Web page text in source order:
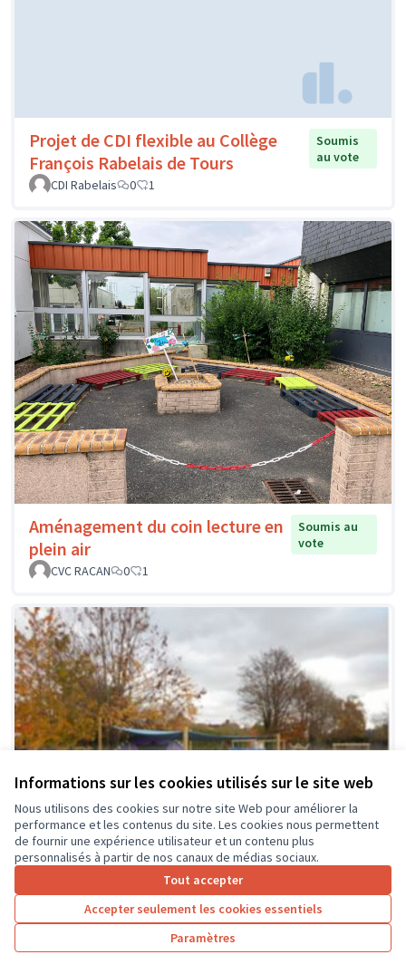
Informations sur les cookies utilisés sur le site web
Nous utilisons des cookies sur notre site Web pour améliorer la
performance et les contenus du site. Les cookies nous permettent
de fournir une expérience utilisateur et un contenu plus
personnalisés à partir de nos canaux de médias sociaux.
Tout accepter
Accepter seulement les cookies essentiels
Paramètres
Projet de CDI flexible au Collège
François Rabelais de Tours
Soumis
au vote
CDI Rabelais
0 1
Aménagement du coin lecture en
plein air
Soumis au
vote
CVC RACAN
0 1
La classe en dehors des murs
Soumis au vote
0